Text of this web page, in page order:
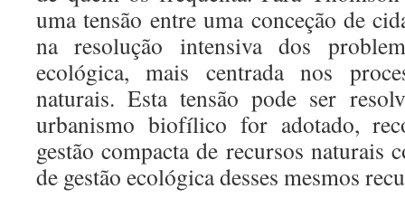
uma tensão entre uma conceção de
na resolução intensiva dos
ecológica, mais centrada nos
naturais. Esta tensão pode ser
urbanismo biofílico for adotado,
gestão compacta de recursos naturais
de gestão ecológica desses mesmos